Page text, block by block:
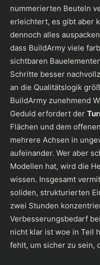
nummerierten Beuteln
erleichtert, es gibt aber
dennoch alles
dass BuildArmy viele
sichtbaren
Schritte besser
an die Qualitätslogik
BuildArmy zunehmend
Geduld erfordert der
Flächen und dem
mehrere Achsen in
aufeinander. Wer aber
Modellen hat, wird die
wissen. Insgesamt
soliden, strukturierten
zwei Stunden
Verbesserungsbedarf
nicht klar ist woe in Teil
fehlt, um sicher zu sein,